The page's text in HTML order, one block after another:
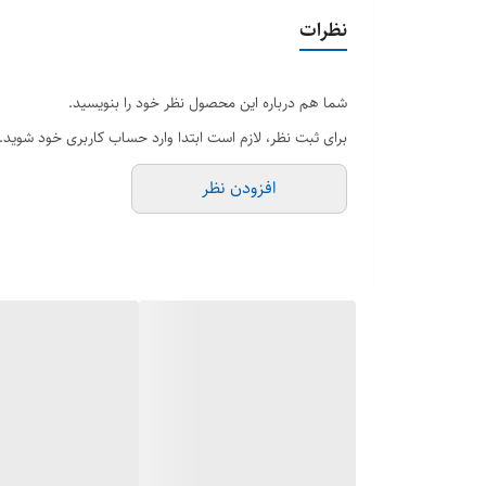
نظرات
شما هم درباره این محصول نظر خود را بنویسید.
برای ثبت نظر، لازم است ابتدا وارد حساب کاربری خود شوید.
افزودن نظر